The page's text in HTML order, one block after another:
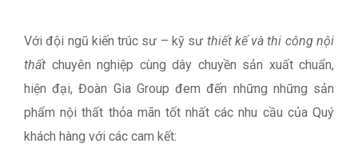
Với đội ngũ kiến trúc sư – kỹ sư thiết kế và thi công nội
thất chuyên nghiệp cùng dây chuyền sản xuất chuẩn,
hiện đại, Đoàn Gia Group đem đến những những sản
phẩm nội thất thỏa mãn tốt nhất các nhu cầu của Quý
khách hàng với các cam kết: